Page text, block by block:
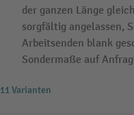
der ganzen Länge
sorgfältig angelassen,
Arbeitsenden blank
Sondermaße auf
11 Varianten